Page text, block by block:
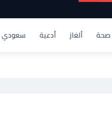
صحة ألغاز أدعية سعودي